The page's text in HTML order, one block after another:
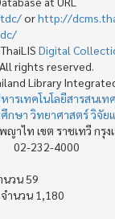
orhttp://
Digital
All rights reserved.
Library
ารเทคโนโลยีสารสนเ
กษา วิทยาศาสตร์ วิจัย
าไท เขต ราชเทวี กรุง
02-232-4000
นวน 59
ำนวน 1,180